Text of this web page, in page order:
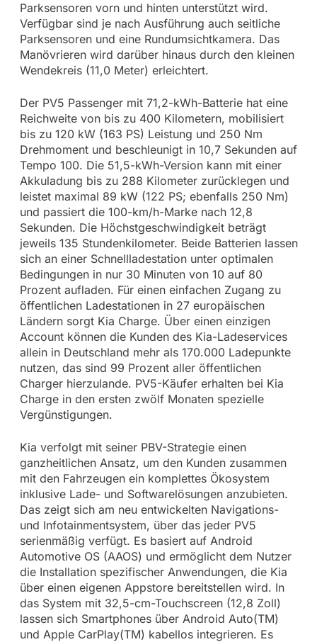
Parksensoren vorn und hinten unterstützt wird.
Verfügbar sind je nach Ausführung auch seitliche
Parksensoren und eine Rundumsichtkamera. Das
Manövrieren wird darüber hinaus durch den kleinen
Wendekreis (11,0 Meter) erleichtert.
Der PV5 Passenger mit 71,2-kWh-Batterie hat eine
Reichweite von bis zu 400 Kilometern, mobilisiert
bis zu 120 kW (163 PS) Leistung und 250 Nm
Drehmoment und beschleunigt in 10,7 Sekunden auf
Tempo 100. Die 51,5-kWh-Version kann mit einer
Akkuladung bis zu 288 Kilometer zurücklegen und
leistet maximal 89 kW (122 PS; ebenfalls 250 Nm)
und passiert die 100-km/h-Marke nach 12,8
Sekunden. Die Höchstgeschwindigkeit beträgt
jeweils 135 Stundenkilometer. Beide Batterien lassen
sich an einer Schnellladestation unter optimalen
Bedingungen in nur 30 Minuten von 10 auf 80
Prozent aufladen. Für einen einfachen Zugang zu
öffentlichen Ladestationen in 27 europäischen
Ländern sorgt Kia Charge. Über einen einzigen
Account können die Kunden des Kia-Ladeservices
allein in Deutschland mehr als 170.000 Ladepunkte
nutzen, das sind 99 Prozent aller öffentlichen
Charger hierzulande. PV5-Käufer erhalten bei Kia
Charge in den ersten zwölf Monaten spezielle
Vergünstigungen.
Kia verfolgt mit seiner PBV-Strategie einen
ganzheitlichen Ansatz, um den Kunden zusammen
mit den Fahrzeugen ein komplettes Ökosystem
inklusive Lade- und Softwarelösungen anzubieten.
Das zeigt sich am neu entwickelten Navigations-
und Infotainmentsystem, über das jeder PV5
serienmäßig verfügt. Es basiert auf Android
Automotive OS (AAOS) und ermöglicht dem Nutzer
die Installation spezifischer Anwendungen, die Kia
über einen eigenen Appstore bereitstellen wird. In
das System mit 32,5-cm-Touchscreen (12,8 Zoll)
lassen sich Smartphones über Android Auto(TM)
und Apple CarPlay(TM) kabellos integrieren. Es